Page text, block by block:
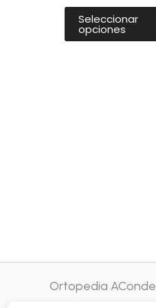
Seleccionar
opciones
Ortopedia AConde